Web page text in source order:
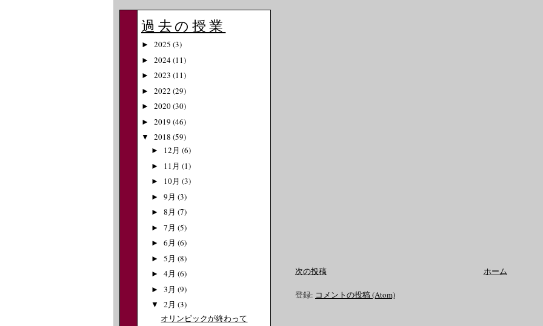
次の投稿 ホーム
登録: コメントの投稿 (Atom)
過去の授業
► 2025 (3)
► 2024(11)
► 2023 (11)
► 2022 (29)
► 2020(30)
► 2019 (46)
▼ 2018 (59)
► 12月 (6)
► 11月 (1)
► 10月 (3)
► 9月 (3)
► 8月 (7)
► 7月 (5)
► 6月 (6)
► 5月 (8)
► 4月 (6)
► 3月 (9)
▼ 2月 (3)
オリンピックが終わって